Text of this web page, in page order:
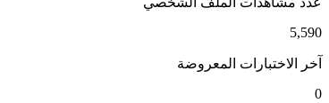
5,590
آخر الاختبارات المعروضة
0